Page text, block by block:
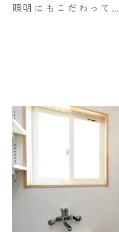
照明にもこだわって…